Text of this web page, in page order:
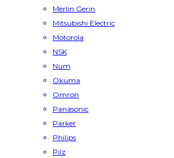
Merlin Gerin
Mitsubishi Electric
Motorola
NSK
Num
Okuma
Omron
Panasonic
Parker
Philips
Pilz